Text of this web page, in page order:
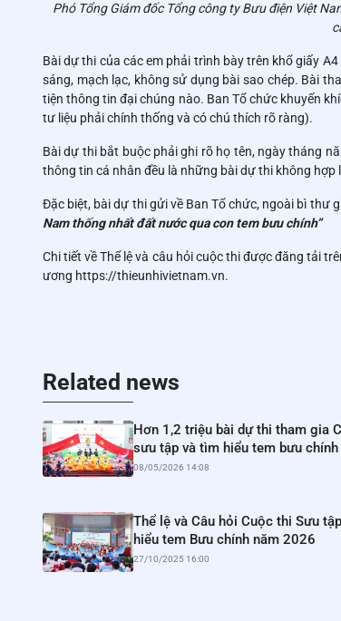
Phó Tổng Giám đốc Tổng công ty Bưu điện Việt
Bài dự thi của các em phải trình bày trên khổ giấy
sáng, mạch lạc, không sử dụng bài sao chép. Bài
tiện thông tin đại chúng nào. Ban Tổ chức khuyến
tư liệu phải chính thống và có chú thích rõ ràng).
Bài dự thi bắt buộc phải ghi rõ họ tên, ngày tháng
thông tin cá nhân đều là những bài dự thi không hợp
Đặc biệt, bài dự thi gửi về Ban Tổ chức, ngoài bì thư
Nam thống nhất đất nước qua con tem bưu chính”
Chi tiết về Thể lệ và câu hỏi cuộc thi được đăng tải
ương https://thieunhivietnam.vn.
Related news
Hơn 1,2 triệu bài dự thi tham gia
sưu tập và tìm hiểu tem bưu
08/05/2026 14:08
Thể lệ và Câu hỏi Cuộc thi Sưu
hiểu tem Bưu chính năm 2026
27/10/2025 16:00